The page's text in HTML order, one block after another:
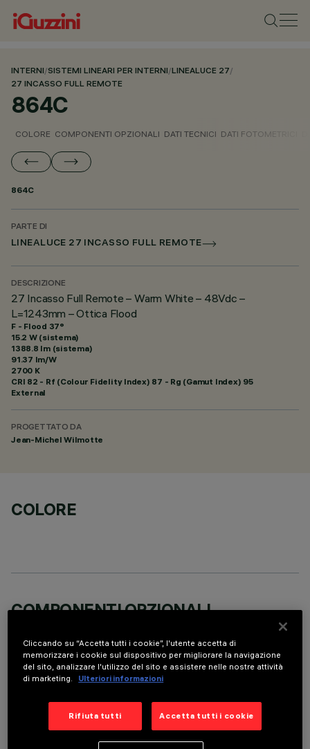
INTERNI/SISTEMI LINEARI PER INTERNI/LINEALUCE 27/
27 INCASSO FULL REMOTE
864C
COLORE COMPONENTI OPZIONALI DATI TECNICI DATI FOTOMETRICI
864C
PARTE DI
LINEALUCE 27 INCASSO FULL REMOTE
DESCRIZIONE
27 Incasso Full Remote – Warm White – 48Vdc –
L=1243mm – Ottica Flood
F - Flood 37°
15.2 W (sistema)
1388.8 lm (sistema)
91.37 lm/W
2700 K
CRI 82 - Rf (Colour Fidelity Index) 87 - Rg (Gamut Index) 95
External
PROGETTATO DA
Jean-Michel Wilmotte
COLORE
COMPONENTI OPZIONALI
DATI TECNICI
ULTIMO AGGIORNAMENTO: 05/08/2026
Cliccando su “Accetta tutti i cookie”, l'utente accetta di
memorizzare i cookie sul dispositivo per migliorare la navigazione
del sito, analizzare l'utilizzo del sito e assistere nelle nostre attività
di marketing.
Ulteriori informazioni
Rifiuta tutti Accetta tutti i cookie